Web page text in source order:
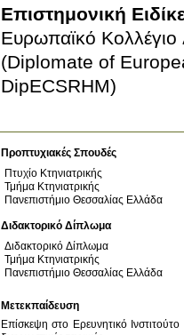
Επιστημονική
Ευρωπαϊκό Κολλέγιο
(Diplomate of
DipECSRHM)
Προπτυχιακές Σπουδές
Πτυχίο Κτηνιατρικής
Τμήμα Κτηνιατρικής
Πανεπιστήμιο Θεσσαλίας Ελλάδα
Διδακτορικό Δίπλωμα
Διδακτορικό Δίπλωμα
Τμήμα Κτηνιατρικής
Πανεπιστήμιο Θεσσαλίας Ελλάδα
Μετεκπαίδευση
Επίσκεψη στο Ερευνητικό